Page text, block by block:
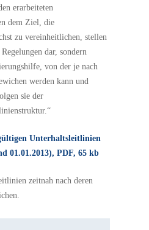
erarbeiteten
dem Ziel, die
zu vereinheitlichen, stellen
dar, sondern
von der je nach
werden kann und
sie der
Unterhaltsleitlinien
01.01.2013), PDF, 65 kb
zeitnah nach deren